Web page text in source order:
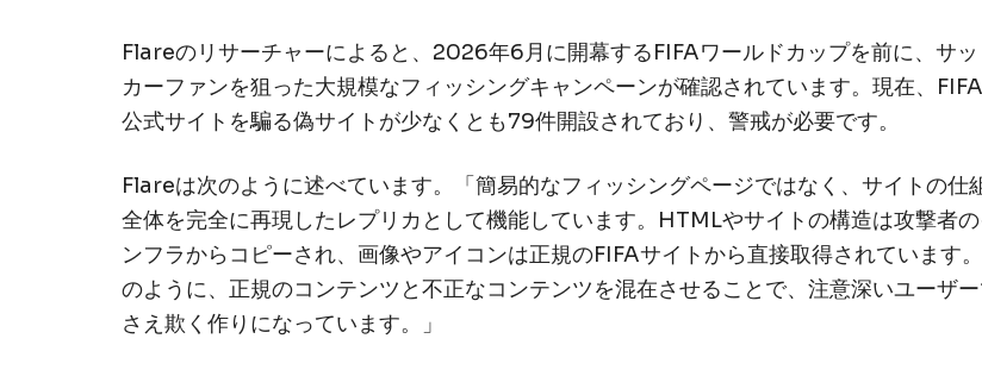
コラボレーションセキュリティ
クラウド電子メールセキュリティ
AIエージェントセキュリティ
Agent Risk Manager
ソーシャルエンジ
プトインジェクシ
エージェントの両
ユーザーへのフィッ
Flareのリサーチャーによると、2026年6月に開幕するFIFAワールドカップを前に、サッ
カーファンを狙った大規模なフィッシングキャンペーンが確認されています。現在、
公式サイトを騙る偽サイトが少なくとも79件開設されており、警戒が必要です。
Flareは次のように述べています。「簡易的なフィッシングページではなく、サイトの仕
全体を完全に再現したレプリカとして機能しています。HTMLやサイトの構造は攻撃者の
ンフラからコピーされ、画像やアイコンは正規のFIFAサイトから直接取得されています
のように、正規のコンテンツと不正なコンテンツを混在させることで、注意深いユーザ
さえ欺く作りになっています。」